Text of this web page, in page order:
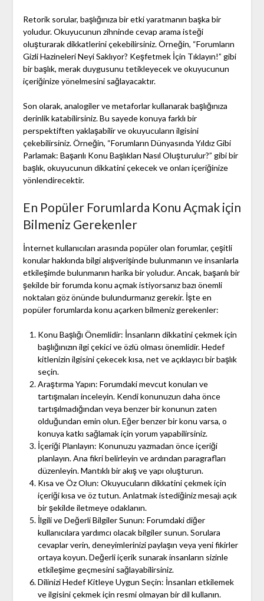
Retorik sorular, başlığınıza bir etki yaratmanın başka bir
yoludur. Okuyucunun zihninde cevap arama isteği
oluşturarak dikkatlerini çekebilirsiniz. Örneğin, “Forumların
Gizli Hazineleri Neyi Saklıyor? Keşfetmek İçin Tıklayın!” gibi
bir başlık, merak duygusunu tetikleyecek ve okuyucunun
içeriğinize yönelmesini sağlayacaktır.
Son olarak, analogiler ve metaforlar kullanarak başlığınıza
derinlik katabilirsiniz. Bu sayede konuya farklı bir
perspektiften yaklaşabilir ve okuyucuların ilgisini
çekebilirsiniz. Örneğin, “Forumların Dünyasında Yıldız Gibi
Parlamak: Başarılı Konu Başlıkları Nasıl Oluşturulur?” gibi bir
başlık, okuyucunun dikkatini çekecek ve onları içeriğinize
yönlendirecektir.
En Popüler Forumlarda Konu Açmak için
Bilmeniz Gerekenler
İnternet kullanıcıları arasında popüler olan forumlar, çeşitli
konular hakkında bilgi alışverişinde bulunmanın ve insanlarla
etkileşimde bulunmanın harika bir yoludur. Ancak, başarılı bir
şekilde bir forumda konu açmak istiyorsanız bazı önemli
noktaları göz önünde bulundurmanız gerekir. İşte en
popüler forumlarda konu açarken bilmeniz gerekenler:
Konu Başlığı Önemlidir: İnsanların dikkatini çekmek için
başlığınızın ilgi çekici ve özlü olması önemlidir. Hedef
kitlenizin ilgisini çekecek kısa, net ve açıklayıcı bir başlık
seçin.
Araştırma Yapın: Forumdaki mevcut konuları ve
tartışmaları inceleyin. Kendi konunuzun daha önce
tartışılmadığından veya benzer bir konunun zaten
olduğundan emin olun. Eğer benzer bir konu varsa, o
konuya katkı sağlamak için yorum yapabilirsiniz.
İçeriği Planlayın: Konunuzu yazmadan önce içeriği
planlayın. Ana fikri belirleyin ve ardından paragrafları
düzenleyin. Mantıklı bir akış ve yapı oluşturun.
Kısa ve Öz Olun: Okuyucuların dikkatini çekmek için
içeriği kısa ve öz tutun. Anlatmak istediğiniz mesajı açık
bir şekilde iletmeye odaklanın.
İlgili ve Değerli Bilgiler Sunun: Forumdaki diğer
kullanıcılara yardımcı olacak bilgiler sunun. Sorulara
cevaplar verin, deneyimlerinizi paylaşın veya yeni fikirler
ortaya koyun. Değerli içerik sunarak insanların sizinle
etkileşime geçmesini sağlayabilirsiniz.
Dilinizi Hedef Kitleye Uygun Seçin: İnsanları etkilemek
ve ilgisini çekmek için resmi olmayan bir dil kullanın.